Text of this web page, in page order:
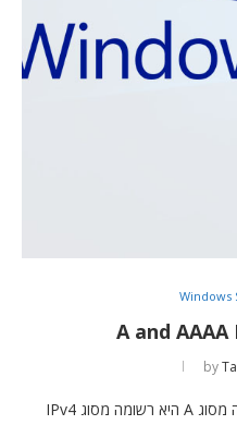
A and
by
A and AAAA Record | Host רשומה מסוג A היא רשומה מסוג IPv4